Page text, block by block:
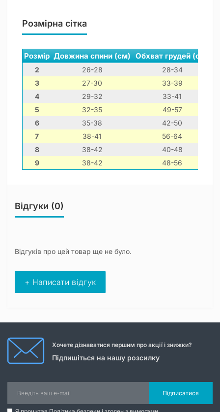
Розмірна сітка
Розмір Довжина спини (см) Обхват грудей (см)
2 26-28
28-34
3
27-30
33-39
4
29-32
33-41
5
32-35
49-57
6
35-38
42-50
7
38-41
56-64
8
38-42
40-48
9
38-42 48-56
Відгуки (0)
Відгуків про цей товар ще не було.
+ Написати відгук
Хочете дізнаватися першим про акції і знижки?
Підпишіться на нашу розсилку
Підписатися